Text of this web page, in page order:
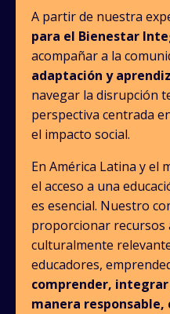
A partir de nuestra
para el Bienestar
acompañar a la
adaptación y
navegar la disrupción
perspectiva centrada
el impacto social.
En América Latina y el
el acceso a una
es esencial. Nuestro
proporcionar recursos
culturalmente
educadores,
comprender,
manera